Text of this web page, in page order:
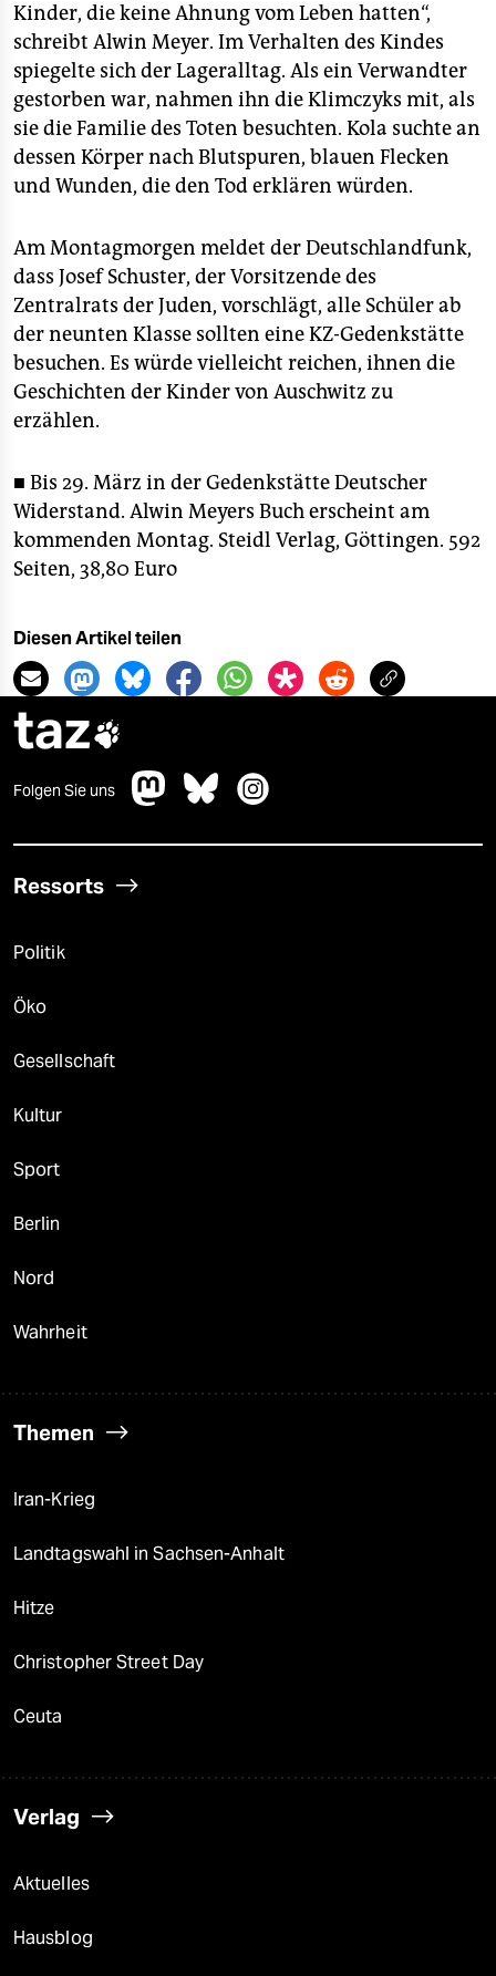
Kinder, die keine Ahnung vom Leben hatten“,
schreibt Alwin Meyer. Im Verhalten des Kindes
spiegelte sich der Lageralltag. Als ein Verwandter
gestorben war, nahmen ihn die Klimczyks mit, als
sie die Familie des Toten besuchten. Kola suchte an
dessen Körper nach Blutspuren, blauen Flecken
und Wunden, die den Tod erklären würden.
Am Montagmorgen meldet der Deutschlandfunk,
dass Josef Schuster, der Vorsitzende des
Zentralrats der Juden, vorschlägt, alle Schüler ab
der neunten Klasse sollten eine KZ-Gedenkstätte
besuchen. Es würde vielleicht reichen, ihnen die
Geschichten der Kinder von Auschwitz zu
erzählen.
■ Bis 29. März in der Gedenkstätte Deutscher
Widerstand. Alwin Meyers Buch erscheint am
kommenden Montag. Steidl Verlag, Göttingen. 592
Seiten, 38,80 Euro
Diesen Artikel teilen
taz
Folgen Sie uns
Ressorts
Politik
Öko
Gesellschaft
Kultur
Sport
Berlin
Nord
Wahrheit
Themen
Iran-Krieg
Landtagswahl in Sachsen-Anhalt
Hitze
Christopher Street Day
Ceuta
Verlag
Aktuelles
Hausblog